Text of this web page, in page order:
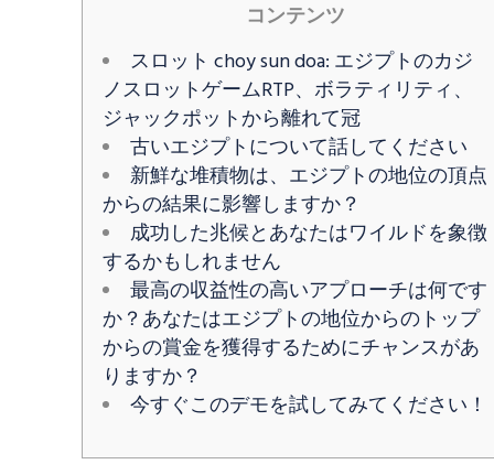
コンテンツ
スロット choy sun doa: エジプトのカジ
ノスロットゲームRTP、ボラティリティ、
ジャックポットから離れて冠
古いエジプトについて話してください
新鮮な堆積物は、エジプトの地位の頂点
からの結果に影響しますか？
成功した兆候とあなたはワイルドを象徴
するかもしれません
最高の収益性の高いアプローチは何です
か？あなたはエジプトの地位からのトップ
からの賞金を獲得するためにチャンスがあ
りますか？
今すぐこのデモを試してみてください！